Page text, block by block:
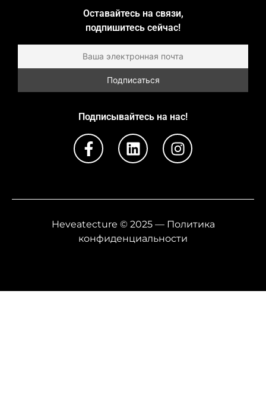
Оставайтесь на связи,
подпишитесь сейчас!
Подписывайтесь на нас!
Heveatecture © 2025 — Политика
конфиденциальности